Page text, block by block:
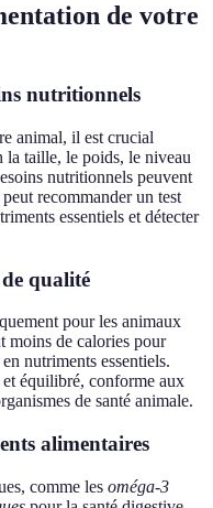
de votre
nutritionnels
animal, il est crucial
la taille, le poids, le niveau
nutritionnels peuvent
recommander un test
essentiels et détecter
qualité
pour les animaux
moins de calories pour
nutriments essentiels.
équilibré, conforme aux
de santé animale.
alimentaires
comme les oméga-3